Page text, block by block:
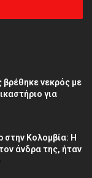
νεκρός με
για
στην Κολομβία: Η
άνδρα της, ήταν